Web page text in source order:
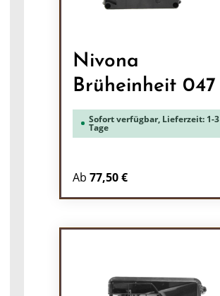
Nivona
Brüheinheit 047
Sofort verfügbar, Lieferzeit: 1-3
Tage
Ab 77,50 €